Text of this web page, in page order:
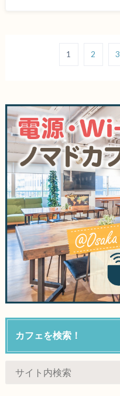
1 2 3
カフェを検索！